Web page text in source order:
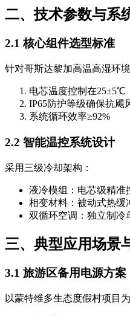
二、技术参数与系
2.1 核心组件选型标准
针对哥斯达黎加高温高湿环
电芯温度控制在25±5℃
IP65防护等级确保抗飓
系统循环效率≥92%
2.2 智能温控系统设计
采用三级冷却架构：
液冷模组：电芯级精准
相变材料：被动式热缓
双循环空调：独立制冷
三、典型应用场景
3.1 旅游区备用电源方案
以蒙特维多生态度假村项目